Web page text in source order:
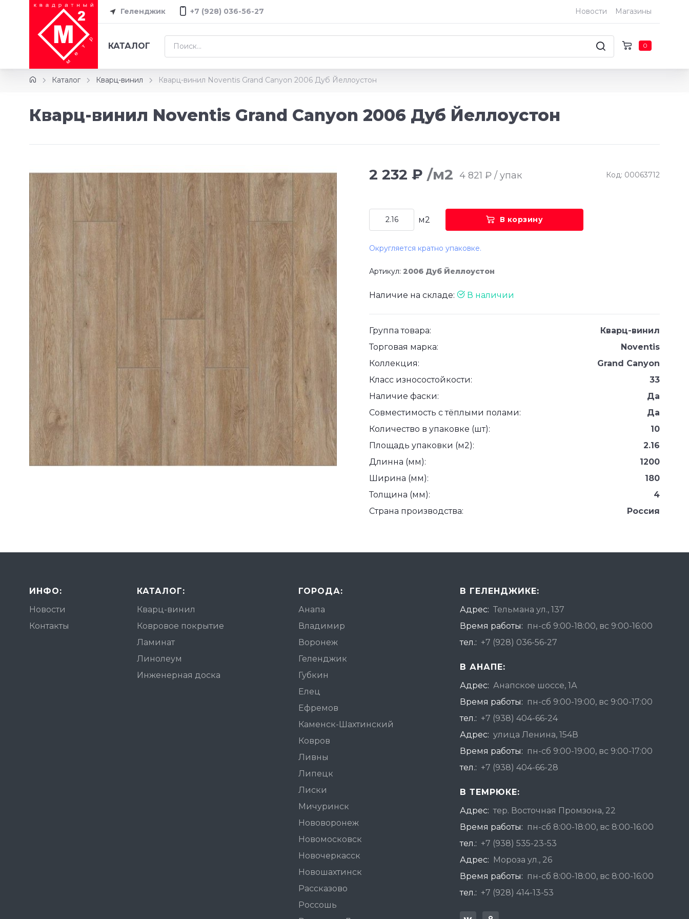
Геленджик +7 (928) 036-56-27 Новости Магазины
КАТАЛОГ 0
Каталог Кварц-винил Кварц-винил Noventis Grand Canyon 2006 Дуб Йеллоустон
Кварц-винил Noventis Grand Canyon 2006 Дуб Йеллоустон
2 232 ₽ /м2 4 821 ₽ / упак Код: 00063712
м2 В корзину
Округляется кратно упаковке.
Артикул: 2006 Дуб Йеллоустон
Наличие на складе: В наличии
Группа товара:
Кварц-винил
Торговая марка:
Noventis
Коллекция:
Grand Canyon
Класс износостойкости:
33
Наличие фаски:
Да
Совместимость с тёплыми полами:
Да
Количество в упаковке (шт):
10
Площадь упаковки (м2):
2.16
Длинна (мм):
1200
Ширина (мм):
180
Толщина (мм):
4
Страна производства:
Россия
ИНФО:
Новости
Контакты
КАТАЛОГ:
Кварц-винил
Ковровое покрытие
Ламинат
Линолеум
Инженерная доска
ГОРОДА:
Анапа
Владимир
Воронеж
Геленджик
Губкин
Елец
Ефремов
Каменск-Шахтинский
Ковров
Ливны
Липецк
Лиски
Мичуринск
Нововоронеж
Новомосковск
Новочеркасск
Новошахтинск
Рассказово
Россошь
В ГЕЛЕНДЖИКЕ:
Адрес: Тельмана ул., 137
Время работы: пн-сб 9:00-18:00, вс 9:00-16:00
тел.: +7 (928) 036-56-27
В АНАПЕ:
Адрес: Анапское шоссе, 1А
Время работы: пн-сб 9:00-19:00, вс 9:00-17:00
тел.: +7 (938) 404-66-24
Адрес: улица Ленина, 154В
Время работы: пн-сб 9:00-19:00, вс 9:00-17:00
тел.: +7 (938) 404-66-28
В ТЕМРЮКЕ:
Адрес: тер. Восточная Промзона, 22
Время работы: пн-сб 8:00-18:00, вс 8:00-16:00
тел.: +7 (938) 535-23-53
Адрес:
Мороза ул., 26
Время работы: пн-сб 8:00-18:00, вс 8:00-16:00
тел.: +7 (928) 414-13-53